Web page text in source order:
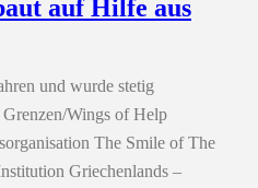
auf Hilfe aus
und wurde stetig
Wings of Help
The Smile of The
Griechenlands –